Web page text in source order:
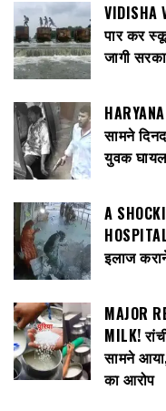
VIDISHA
पार कर
जागी
सामने
युवक
A
इलाज
MAJOR
MILK!
सामने
का आरोप